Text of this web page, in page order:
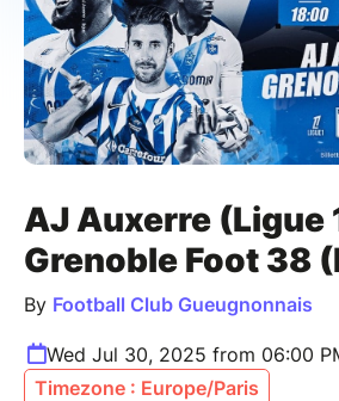
AJ Auxerre (Ligue
Grenoble Foot 38
By Football Club Gueugnonnais
Wed Jul 30, 2025 from 06:00
Timezone : Europe/Paris